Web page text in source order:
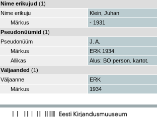
Nime erikujud (1)
Nime erikuju
Klein, Juhan
Märkus
- 1931
Pseudonüümid (1)
Pseudonüüm
J. A.
Märkus
ERK 1934.
Allikas
Alus: BO person. kartot.
Väljaanded (1)
Väljaanne
ERK
Märkus
1934